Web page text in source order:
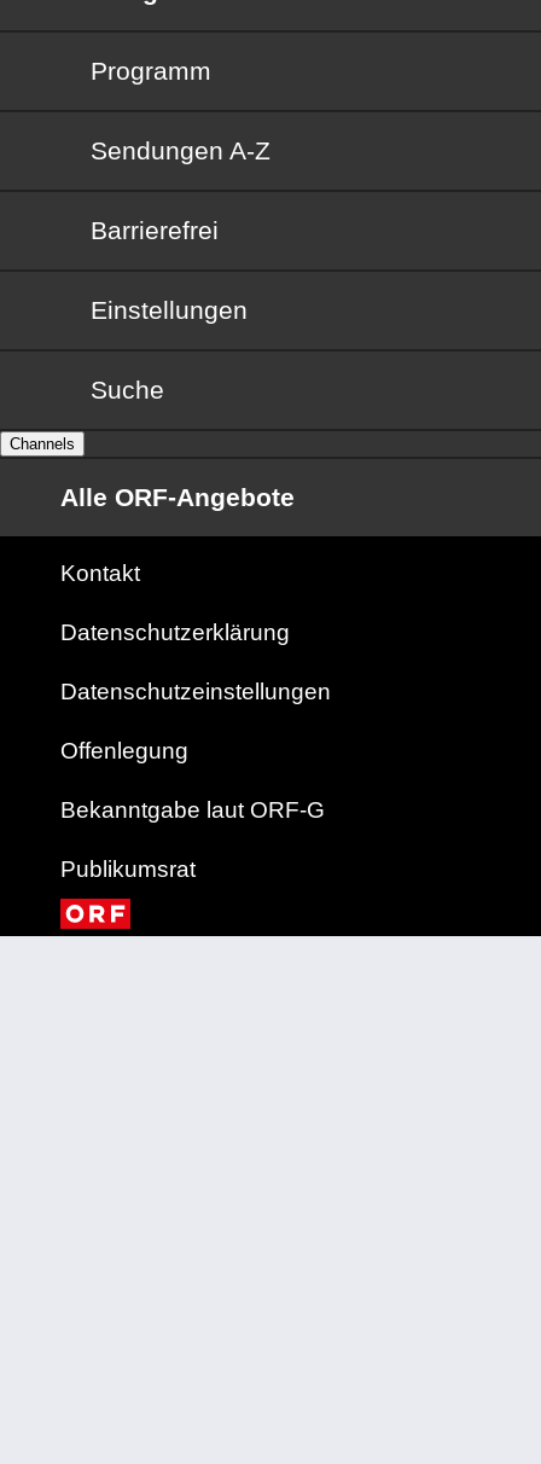
Programm
Sendungen von A bis Z
Sendungen A-Z
Barrierefrei
Barrierefrei
Einstellungen
Suche
Channels
Alle ORF-Angebote
Kontakt
Datenschutzerklärung
Datenschutzeinstellungen
Offenlegung
Bekanntgabe laut ORF-G
Publikumsrat